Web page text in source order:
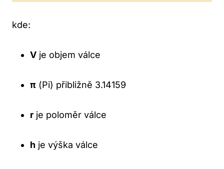
kde:
V je objem válce
π (Pi) přibližně 3.14159
r je poloměr válce
h ​je⁢ výška válce